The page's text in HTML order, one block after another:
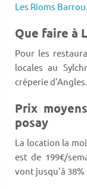
Les Rioms Barrou.
Que faire à
Pour les
locales au
crêperie d'Angles.
Prix
posay
La location la
est de 199€/
vont jusqu'à